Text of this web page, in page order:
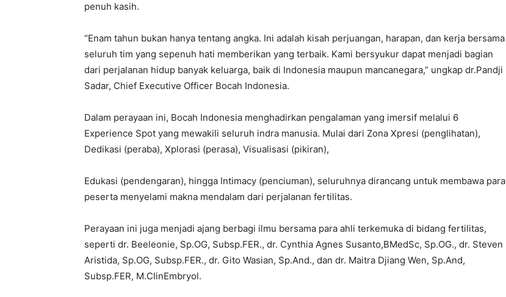
penuh kasih.
“Enam tahun bukan hanya tentang angka. Ini adalah kisah perjuangan, harapan, dan kerja bersama
seluruh tim yang sepenuh hati memberikan yang terbaik. Kami bersyukur dapat menjadi bagian
dari perjalanan hidup banyak keluarga, baik di Indonesia maupun mancanegara,” ungkap dr.Pandji
Sadar, Chief Executive Officer Bocah Indonesia.
Dalam perayaan ini, Bocah Indonesia menghadirkan pengalaman yang imersif melalui 6
Experience Spot yang mewakili seluruh indra manusia. Mulai dari Zona Xpresi (penglihatan),
Dedikasi (peraba), Xplorasi (perasa), Visualisasi (pikiran),
Edukasi (pendengaran), hingga Intimacy (penciuman), seluruhnya dirancang untuk membawa para
peserta menyelami makna mendalam dari perjalanan fertilitas.
Perayaan ini juga menjadi ajang berbagi ilmu bersama para ahli terkemuka di bidang fertilitas,
seperti dr. Beeleonie, Sp.OG, Subsp.FER., dr. Cynthia Agnes Susanto,BMedSc, Sp.OG., dr. Steven
Aristida, Sp.OG, Subsp.FER., dr. Gito Wasian, Sp.And., dan dr. Maitra Djiang Wen, Sp.And,
Subsp.FER, M.ClinEmbryol.